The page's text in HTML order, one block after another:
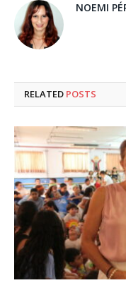
NOEMI
RELATED POSTS